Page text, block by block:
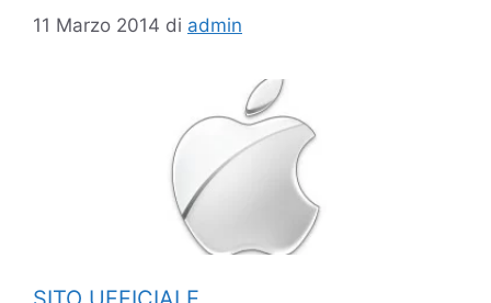
11 Marzo 2014 di admin